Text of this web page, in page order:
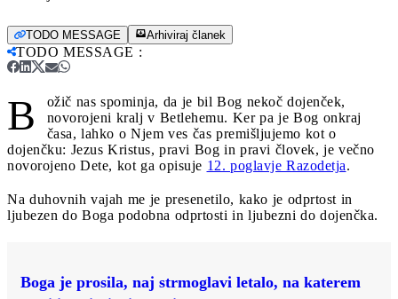
TODO MESSAGE Arhiviraj članek
TODO MESSAGE :
B
ožič nas spominja, da je bil Bog nekoč dojenček,
novorojeni kralj v Betlehemu. Ker pa je Bog onkraj
časa, lahko o Njem ves čas premišljujemo kot o
dojenčku: Jezus Kristus, pravi Bog in pravi človek, je večno
novorojeno Dete, kot ga opisuje 12. poglavje Razodetja.
Na duhovnih vajah me je presenetilo, kako je odprtost in
ljubezen do Boga podobna odprtosti in ljubezni do dojenčka.
Boga je prosila, naj strmoglavi letalo, na katerem